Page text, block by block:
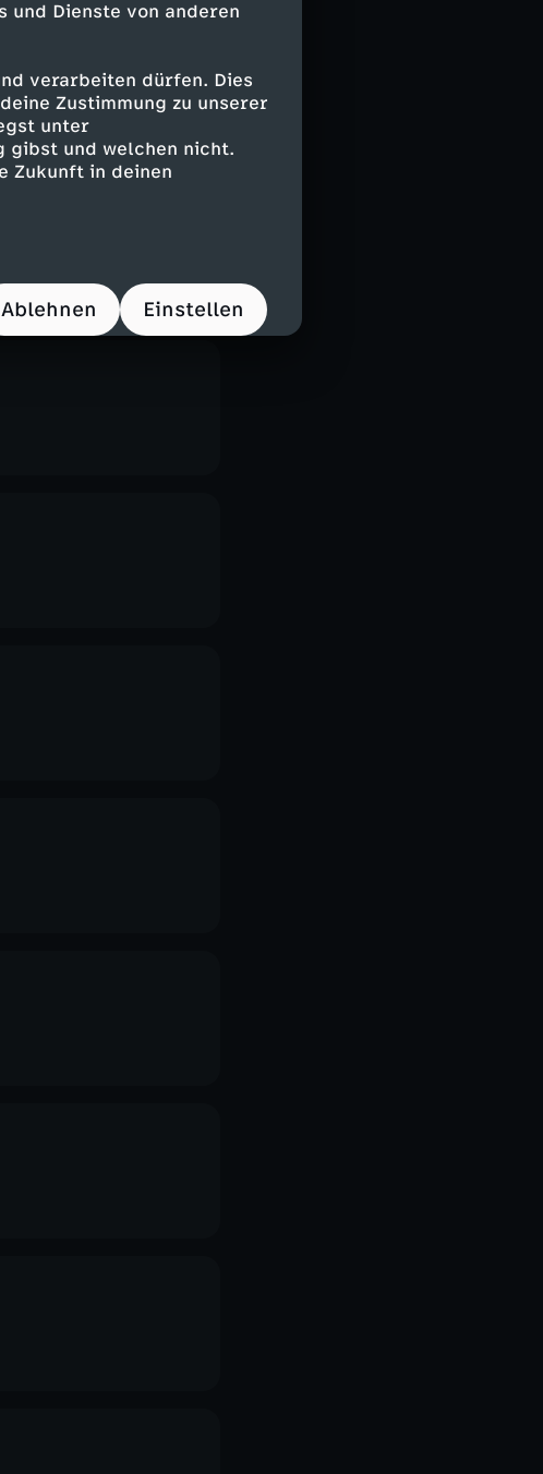
und Dienste von anderen
verarbeiten dürfen. Dies
Zustimmung zu unserer
unter
gibst und welchen nicht.
Zukunft in deinen
Ablehnen Einstellen